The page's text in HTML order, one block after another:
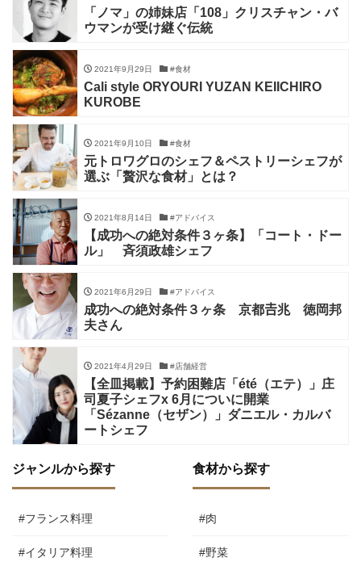
「ノマ」の姉妹店「108」クリスチャン・バ
ウマンが受け継ぐ伝統
2021年9月29日 #食材
Cali style ORYOURI YUZAN KEIICHIRO
KUROBE
2021年9月10日 #食材
元トロワグロのシェフ＆ペストリーシェフが
選ぶ「贅沢な食材」とは？
2021年8月14日 #アドバイス
【成功への絶対条件３ヶ条】「コート・ドー
ル」 斉須政雄シェフ
2021年6月29日 #アドバイス
成功への絶対条件３ヶ条 京都𠮷兆 徳岡邦
夫さん
2021年4月29日 #店舗経営
【全皿掲載】予約困難店「été（エテ）」庄
司夏子シェフx 6月についに開業
「Sézanne（セザン）」ダニエル・カルバ
ートシェフ
ジャンルから探す
#フランス料理
#イタリア料理
食材から探す
#肉
#野菜